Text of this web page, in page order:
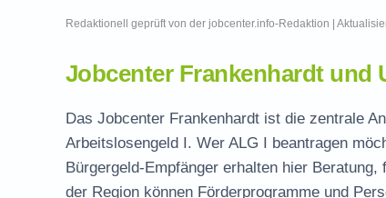
Redaktionell geprüft von der jobcenter.info-Redaktion |
Jobcenter Frankenhardt und
Das Jobcenter Frankenhardt ist die zentrale
Arbeitslosengeld I. Wer ALG I beantragen
Bürgergeld-Empfänger erhalten hier
der Region können Förderprogramme und